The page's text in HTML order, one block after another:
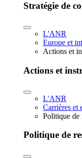
Stratégie de
L'ANR
Europe et
Actions et
Actions et
L'ANR
Carrières et
Politique de
Politique de